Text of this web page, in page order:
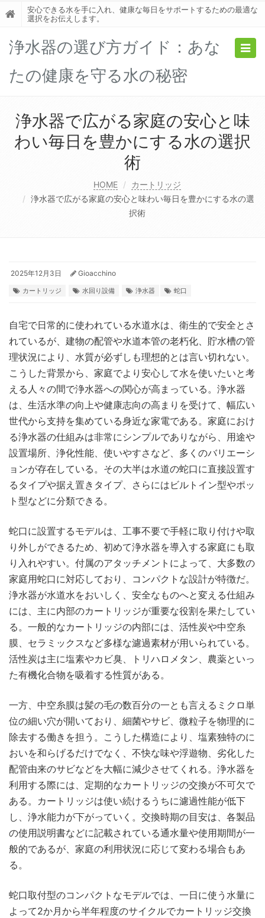
安心できる水を手に入れ、健康な毎日をサポートするための最適な
選択をお伝えします。
浄水器の選び方ガイド：あな
たの健康を守る水の秘密
浄水器で広がる家庭の安心と味
わい毎日を豊かにする水の選択
術
HOME
カートリッジ
浄水器で広がる家庭の安心と味わい毎日を豊かにする水の選
択術
2025年12月3日 Gioacchino
カートリッジ 水回り設備 浄水器 蛇口
自宅で日常的に使われている水道水は、衛生的で安全とさ
れているが、建物の配管や水道本管の老朽化、貯水槽の管
理状況により、水質が必ずしも理想的とは言い切れない。
こうした背景から、家庭でより安心して水を使いたいと考
える人々の間で浄水器への関心が高まっている。浄水器
は、生活水準の向上や健康志向の高まりを受けて、幅広い
世代から支持を集めている身近な家電である。家庭におけ
る浄水器の仕組みは非常にシンプルでありながら、用途や
設置場所、浄化性能、使いやすさなど、多くのバリエーシ
ョンが存在している。その大半は水道の蛇口に直接設置す
るタイプや据え置きタイプ、さらにはビルトイン型やポッ
ト型などに分類できる。
蛇口に設置するモデルは、工事不要で手軽に取り付けや取
り外しができるため、初めて浄水器を導入する家庭にも取
り入れやすい。付属のアタッチメントによって、大多数の
家庭用蛇口に対応しており、コンパクトな設計が特徴だ。
浄水器が水道水をおいしく、安全なものへと変える仕組み
には、主に内部のカートリッジが重要な役割を果たしてい
る。一般的なカートリッジの内部には、活性炭や中空糸
膜、セラミックスなど多様な濾過素材が用いられている。
活性炭は主に塩素やカビ臭、トリハロメタン、農薬といっ
た有機化合物を吸着する性質がある。
一方、中空糸膜は髪の毛の数百分の一とも言えるミクロ単
位の細い穴が開いており、細菌やサビ、微粒子を物理的に
除去する働きを担う。こうした構造により、塩素独特のに
おいを和らげるだけでなく、不快な味や浮遊物、劣化した
配管由来のサビなどを大幅に減少させてくれる。浄水器を
利用する際には、定期的なカートリッジの交換が不可欠で
ある。カートリッジは使い続けるうちに濾過性能が低下
し、浄水能力が下がっていく。交換時期の目安は、各製品
の使用説明書などに記載されている通水量や使用期間が一
般的であるが、家庭の利用状況に応じて変わる場合もあ
る。
蛇口取付型のコンパクトなモデルでは、一日に使う水量に
よって2か月から半年程度のサイクルでカートリッジ交換